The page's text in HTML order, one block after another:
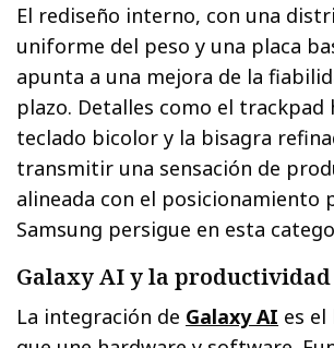
El rediseño interno, con una
uniforme del peso y una placa
apunta a una mejora de la
plazo. Detalles como el trackpad
teclado bicolor y la bisagra
transmitir una sensación de
alineada con el posicionamiento
Samsung persigue en esta
Galaxy AI y la productividad
La integración de Galaxy AI es